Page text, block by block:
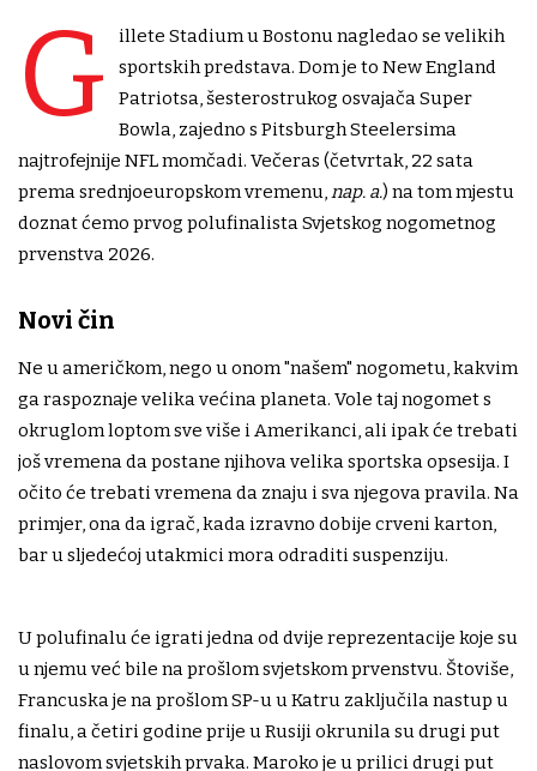
G
illete Stadium u Bostonu nagledao se velikih
sportskih predstava. Dom je to New England
Patriotsa, šesterostrukog osvajača Super
Bowla, zajedno s Pitsburgh Steelersima
najtrofejnije NFL momčadi. Večeras (četvrtak, 22 sata
prema srednjoeuropskom vremenu,nap. a.) na tom mjestu
doznat ćemo prvog polufinalista Svjetskog nogometnog
prvenstva 2026.
Novi čin
Ne u američkom, nego u onom "našem" nogometu, kakvim
ga raspoznaje velika većina planeta. Vole taj nogomet s
okruglom loptom sve više i Amerikanci, ali ipak će trebati
još vremena da postane njihova velika sportska opsesija. I
očito će trebati vremena da znaju i sva njegova pravila. Na
primjer, ona da igrač, kada izravno dobije crveni karton,
bar u sljedećoj utakmici mora odraditi suspenziju.
U polufinalu će igrati jedna od dvije reprezentacije koje su
u njemu već bile na prošlom svjetskom prvenstvu. Štoviše,
Francuska je na prošlom SP-u u Katru zaključila nastup u
finalu, a četiri godine prije u Rusiji okrunila su drugi put
naslovom svjetskih prvaka. Maroko je u prilici drugi put